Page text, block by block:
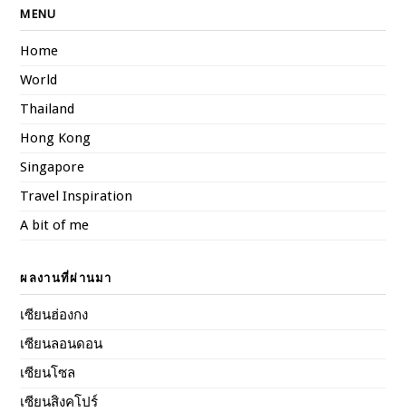
MENU
Home
World
Thailand
Hong Kong
Singapore
Travel Inspiration
A bit of me
ผลงานที่ผ่านมา
เซียนฮ่องกง
เซียนลอนดอน
เซียนโซล
เซียนสิงคโปร์